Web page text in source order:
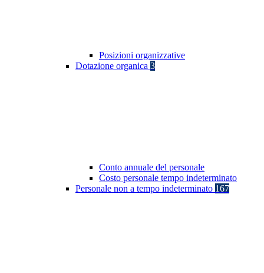
Posizioni organizzative
Dotazione organica 3
Conto annuale del personale
Costo personale tempo indeterminato
Personale non a tempo indeterminato 167